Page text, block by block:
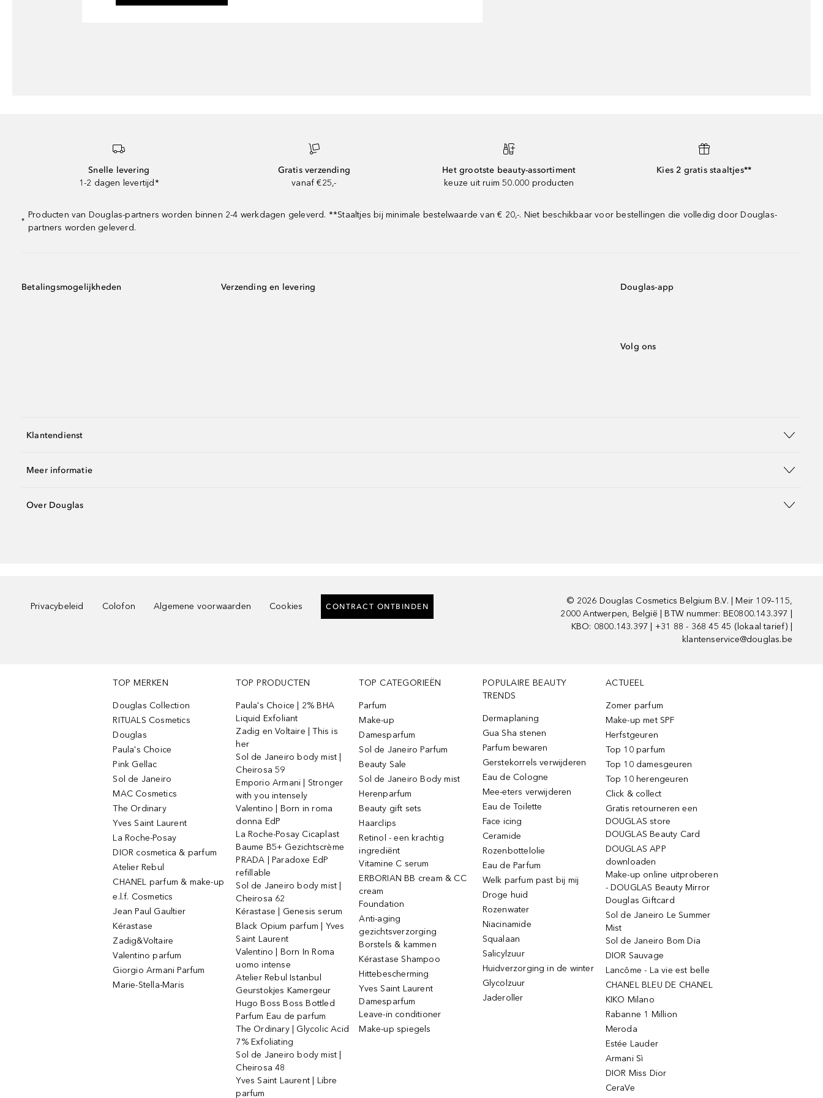
Snelle levering
1-2 dagen levertijd*
Gratis verzending
vanaf €25,-
Het grootste beauty-assortiment
keuze uit ruim 50.000 producten
Kies 2 gratis staaltjes**
*
Producten van Douglas-partners worden binnen 2-4 werkdagen geleverd. **Staaltjes bij minimale bestelwaarde van € 20,-. Niet beschikbaar voor bestellingen die volledig door Douglas-
partners worden geleverd.
Betalingsmogelijkheden Verzending en levering Douglas-app
Volg ons
Klantendienst
Meer informatie
Over Douglas
Privacybeleid Colofon Algemene voorwaarden Cookies CONTRACT ONTBINDEN
© 2026 Douglas Cosmetics Belgium B.V. | Meir 109–115,
2000 Antwerpen, België | BTW nummer: BE0800.143.397 |
KBO: 0800.143.397 | +31 88 - 368 45 45 (lokaal tarief) |
klantenservice@douglas.be
TOP MERKEN
Douglas Collection
RITUALS Cosmetics
Douglas
Paula's Choice
Pink Gellac
Sol de Janeiro
MAC Cosmetics
The Ordinary
Yves Saint Laurent
La Roche-Posay
DIOR cosmetica & parfum
Atelier Rebul
CHANEL parfum & make-up
e.l.f. Cosmetics
Jean Paul Gaultier
Kérastase
Zadig&Voltaire
Valentino parfum
Giorgio Armani Parfum
Marie-Stella-Maris
TOP PRODUCTEN
Paula's Choice | 2% BHA
Liquid Exfoliant
Zadig en Voltaire | This is
her
Sol de Janeiro body mist |
Cheirosa 59
Emporio Armani | Stronger
with you intensely
Valentino | Born in roma
donna EdP
La Roche-Posay Cicaplast
Baume B5+ Gezichtscrème
PRADA | Paradoxe EdP
refillable
Sol de Janeiro body mist |
Cheirosa 62
Kérastase | Genesis serum
Black Opium parfum | Yves
Saint Laurent
Valentino | Born In Roma
uomo intense
Atelier Rebul Istanbul
Geurstokjes Kamergeur
Hugo Boss Boss Bottled
Parfum Eau de parfum
The Ordinary | Glycolic Acid
7% Exfoliating
Sol de Janeiro body mist |
Cheirosa 48
Yves Saint Laurent | Libre
parfum
TOP CATEGORIEËN
Parfum
Make-up
Damesparfum
Sol de Janeiro Parfum
Beauty Sale
Sol de Janeiro Body mist
Herenparfum
Beauty gift sets
Haarclips
Retinol - een krachtig
ingrediënt
Vitamine C serum
ERBORIAN BB cream & CC
cream
Foundation
Anti-aging
gezichtsverzorging
Borstels & kammen
Kérastase Shampoo
Hittebescherming
Yves Saint Laurent
Damesparfum
Leave-in conditioner
Make-up spiegels
POPULAIRE BEAUTY
TRENDS
Dermaplaning
Gua Sha stenen
Parfum bewaren
Gerstekorrels verwijderen
Eau de Cologne
Mee-eters verwijderen
Eau de Toilette
Face icing
Ceramide
Rozenbottelolie
Eau de Parfum
Welk parfum past bij mij
Droge huid
Rozenwater
Niacinamide
Squalaan
Salicylzuur
Huidverzorging in de winter
Glycolzuur
Jaderoller
ACTUEEL
Zomer parfum
Make-up met SPF
Herfstgeuren
Top 10 parfum
Top 10 damesgeuren
Top 10 herengeuren
Click & collect
Gratis retourneren een
DOUGLAS store
DOUGLAS Beauty Card
DOUGLAS APP
downloaden
Make-up online uitproberen
- DOUGLAS Beauty Mirror
Douglas Giftcard
Sol de Janeiro Le Summer
Mist
Sol de Janeiro Bom Dia
DIOR Sauvage
Lancôme - La vie est belle
CHANEL BLEU DE CHANEL
KIKO Milano
Rabanne 1 Million
Meroda
Estée Lauder
Armani Sì
DIOR Miss Dior
CeraVe